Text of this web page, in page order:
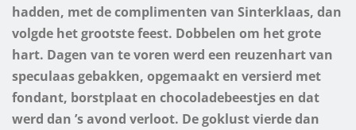
hadden, met de complimenten van Sinterklaas, dan
volgde het grootste feest. Dobbelen om het grote
hart. Dagen van te voren werd een reuzenhart van
speculaas gebakken, opgemaakt en versierd met
fondant, borstplaat en chocoladebeestjes en dat
werd dan ’s avond verloot. De goklust vierde dan